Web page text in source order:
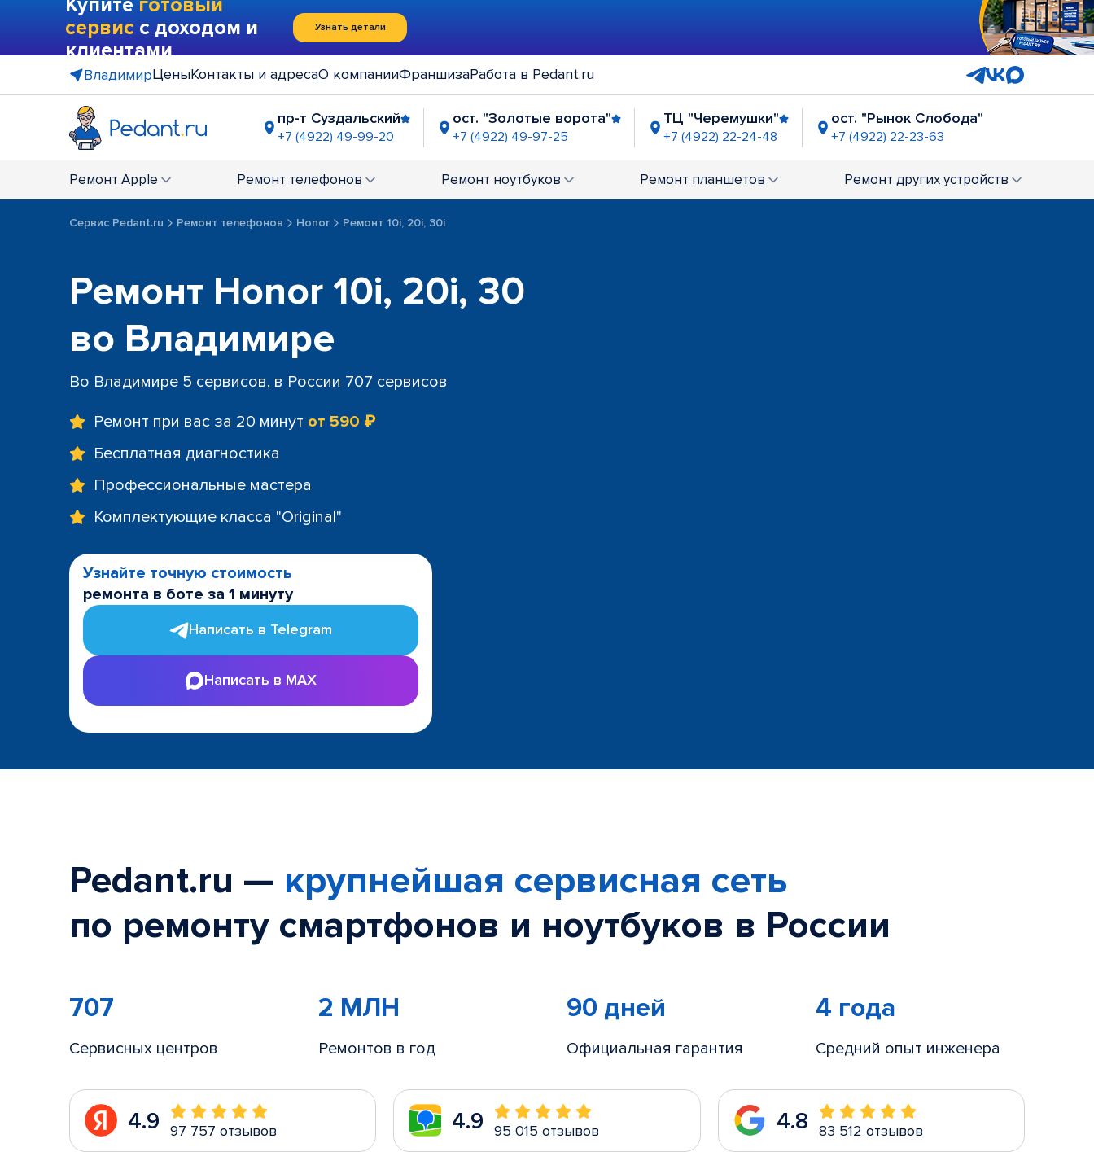
Купите готовый
сервис с доходом и
клиентами
Узнать детали
ВладимирЦеныКонтакты и адресаО компанииФраншизаРабота в Pedant.ru
пр-т Суздальский
+7 (4922) 49-99-20
ост. "Золотые ворота"
+7 (4922) 49-97-25
ТЦ "Черемушки"
+7 (4922) 22-24-48
ост. "Рынок Слобода"
+7 (4922) 22-23-63
+7 (4922) 27-63-21
Ремонт Apple Ремонт телефонов Ремонт ноутбуков Ремонт планшетов Ремонт других устройств
Сервис Pedant.ru Ремонт телефонов Honor Ремонт 10i, 20i, 30i
Ремонт Honor 10i, 20i, 30
во Владимире
Во Владимире 5 сервисов, в России 707 сервисов
Ремонт при вас за 20 минут от 590 ₽
Бесплатная диагностика
Профессиональные мастера
Комплектующие класса "Original"
Узнайте точную стоимость
ремонта в боте за 1 минуту
Написать в Telegram
Написать в MAX
Pedant.ru — крупнейшая сервисная сеть
по ремонту смартфонов и ноутбуков в России
707
Сервисных центров
2 МЛН
Ремонтов в год
90 дней
Официальная гарантия
4 года
Средний опыт инженера
4.9 97 757 отзывов 4.9 95 015 отзывов 4.8 83 512 отзывов